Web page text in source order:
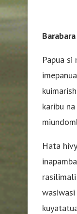
Papua
karibu
Hata